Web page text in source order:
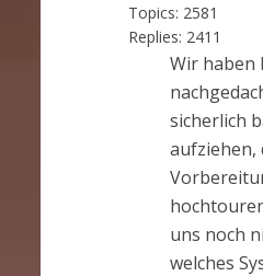
Topics: 2581
Replies: 2411
Wir haben
sicherlich
aufziehen,
uns noch
welches